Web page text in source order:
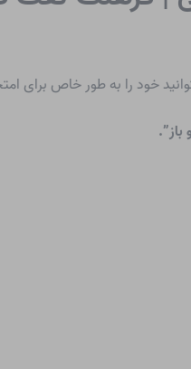
خود را به طور خاص برای